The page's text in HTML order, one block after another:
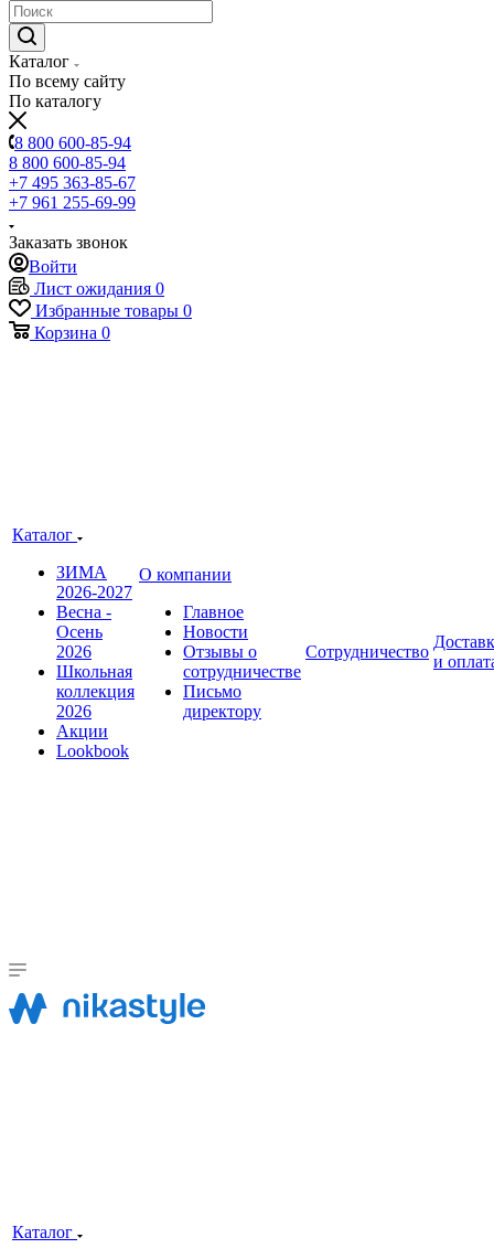
Каталог
По всему сайту
По каталогу
8 800 600-85-94
8 800 600-85-94
+7 495 363-85-67
+7 961 255-69-99
Заказать звонок
Войти
Лист ожидания 0
Избранные товары 0
Корзина 0
Каталог
ЗИМА
2026-2027
Весна -
Осень
2026
Школьная
коллекция
2026
Акции
Lookbook
О компании
Главное
Новости
Отзывы о
сотрудничестве
Письмо
директору
Сотрудничество
и
Каталог